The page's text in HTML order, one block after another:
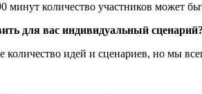
минут количество участников может
для вас индивидуальный сценарий?
количество идей и сценариев, но мы